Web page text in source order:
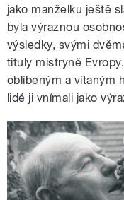
jako manželku ještě
byla výraznou
výsledky, svými
tituly mistryně
oblíbeným a vítaným
lidé ji vnímali jako